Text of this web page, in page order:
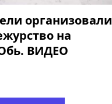
организовали
на
ВИДЕО